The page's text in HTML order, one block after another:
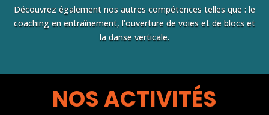
Découvrez également nos autres compétences telles que : le
coaching en entraînement, l’ouverture de voies et de blocs et
la danse verticale.
NOS ACTIVITÉS